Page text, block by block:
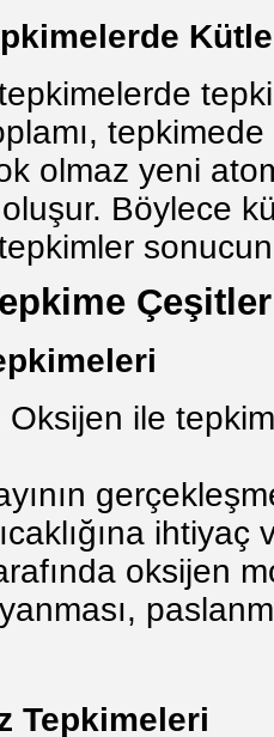
olmaz yeni
Böylece
Oksijen ile
ihtiyaç
oksijen
Tepkimeleri